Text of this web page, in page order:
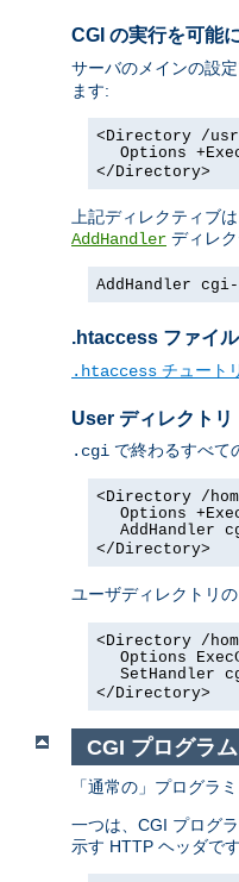
CGI の実行を可能
サーバのメインの設
ます:
<Directory /
Options
</Directory>
上記ディレクティブ
AddHandler ディレク
AddHandler
.htaccess ファイル
.htaccess チュート
User ディレクトリ
.cgi で終わるすべて
<Directory /
Options
</Directory>
ユーザディレクトリの
<Directory /
Options
SetHandler
</Directory>
CGI プログラム
「通常の」プログラ
一つは、CGI プログ
示す HTTP ヘッダで